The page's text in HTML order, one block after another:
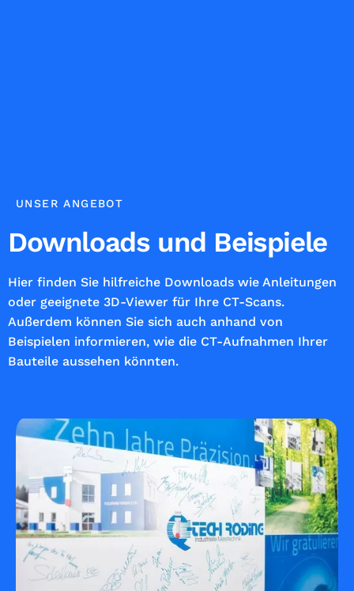
UNSER ANGEBOT
Downloads und Beispiele
Hier finden Sie hilfreiche Downloads wie Anleitungen
oder geeignete 3D-Viewer für Ihre CT-Scans.
Außerdem können Sie sich auch anhand von
Beispielen informieren, wie die CT-Aufnahmen Ihrer
Bauteile aussehen könnten.